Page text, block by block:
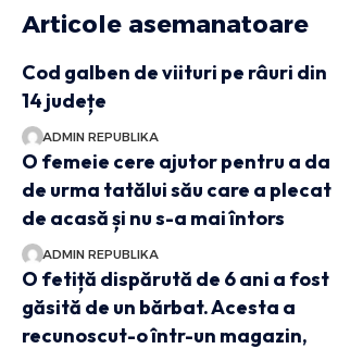
Articole asemanatoare
Cod galben de viituri pe râuri din
14 județe
ADMIN REPUBLIKA
O femeie cere ajutor pentru a da
de urma tatălui său care a plecat
de acasă și nu s-a mai întors
ADMIN REPUBLIKA
O fetiță dispărută de 6 ani a fost
găsită de un bărbat. Acesta a
recunoscut-o într-un magazin,